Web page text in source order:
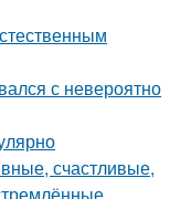
с невероятно
счастливые,